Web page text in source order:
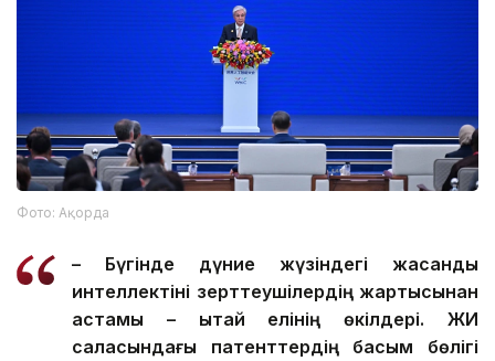
Фото: Ақорда
– Бүгінде дүние жүзіндегі жасанды
интеллектіні зерттеушілердің жартысынан
астамы – Қытай елінің өкілдері. ЖИ
саласындағы патенттердің басым бөлігі